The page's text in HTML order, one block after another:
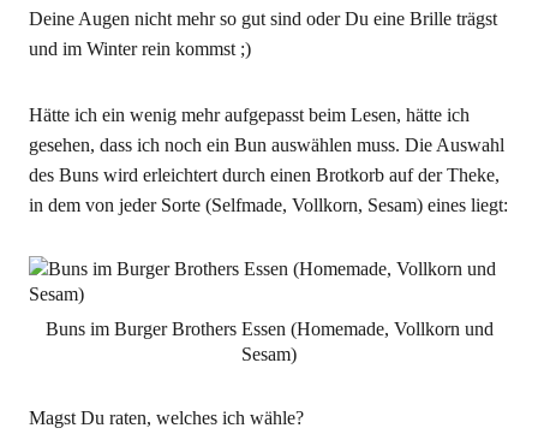
Deine Augen nicht mehr so gut sind oder Du eine Brille trägst
und im Winter rein kommst ;)
Hätte ich ein wenig mehr aufgepasst beim Lesen, hätte ich
gesehen, dass ich noch ein Bun auswählen muss. Die Auswahl
des Buns wird erleichtert durch einen Brotkorb auf der Theke,
in dem von jeder Sorte (Selfmade, Vollkorn, Sesam) eines liegt:
Buns im Burger Brothers Essen (Homemade, Vollkorn und
Sesam)
Magst Du raten, welches ich wähle?